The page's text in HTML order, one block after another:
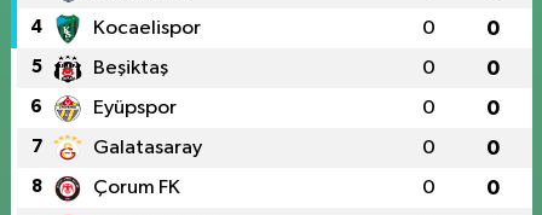
4 Kocaelispor 0 0
5 Beşiktaş 0 0
6 Eyüpspor 0 0
7 Galatasaray 0 0
8 Çorum FK 0 0